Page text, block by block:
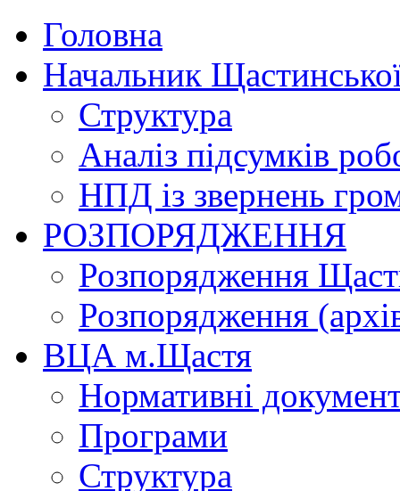
Головна
Начальник
Структура
Аналіз підсумків
НПД із звернень
РОЗПОРЯДЖЕННЯ
Розпорядження
Розпорядження
ВЦА м.Щастя
Нормативні
Програми
Структура